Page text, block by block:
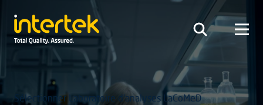
Sélectionner Laboratoire d’analyses LaCoMeD